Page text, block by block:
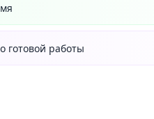
готовой работы